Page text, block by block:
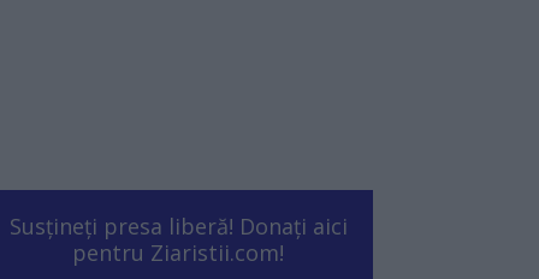
Susțineți presa liberă! Donați aici
pentru Ziaristii.com!